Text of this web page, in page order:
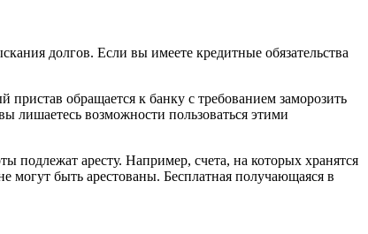
долгов. Если вы имеете кредитные обязательства
обращается к банку с требованием заморозить
лишаетесь возможности пользоваться этими
подлежат аресту. Например, счета, на которых хранятся
могут быть арестованы. Бесплатная получающаяся в